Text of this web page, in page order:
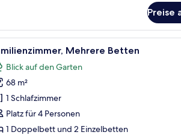
Preise
einem Schreibtisch mit Stuhl, einem kleinen
Ein modernes
11 Mehrere Betten
Blick auf den Garten
68 m²
1 Schlafzimmer
Platz für 4 Personen
1 Doppelbett und 2 Einzelbetten